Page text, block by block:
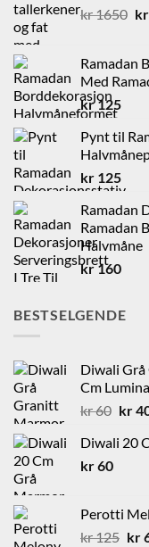
kr1650
kr
kr
Ramadan
Med
kr125
Pynt til
kr 125
Ramadan
Ramadan
Halvmåne
kr160
BESTSELGENDE
Diwali
Cm
kr60
var:
kr
Diwali 20
kr60
Perotti
kr125 kr